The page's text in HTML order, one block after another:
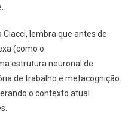
Ciacci, lembra que antes de
(como o
estrutura neuronal de
de trabalho e metacognição
o contexto atual